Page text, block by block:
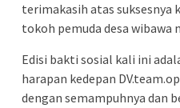
terimakasih atas suksesnya
tokoh pemuda desa wibawa
Edisi bakti sosial kali ini
harapan kedepan
dengan semampuhnya dan